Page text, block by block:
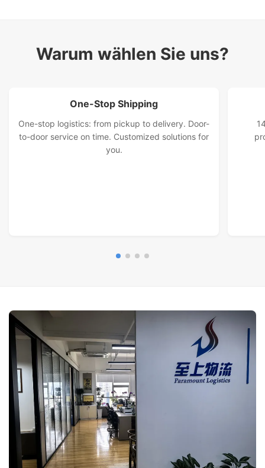
Internationaler Landtransportdienst
Warum wählen Sie uns?
One-Stop Shipping
One-stop logistics: from pickup to delivery. Door-
to-door service on time. Customized solutions for
you.